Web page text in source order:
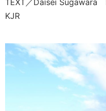
TEXT／Daisei Sugawara
KJR